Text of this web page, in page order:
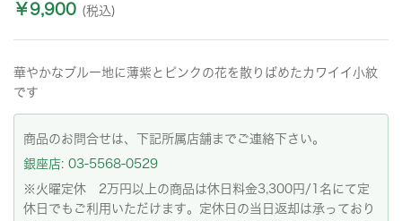
￥9,900 (税込)
華やかなブルー地に薄紫とピンクの花を散りばめたカワイイ小紋
です
商品のお問合せは、下記所属店舗までご連絡下さい。
銀座店: 03-5568-0529
※火曜定休 2万円以上の商品は休日料金3,300円/1名にて定
休日でもご利用いただけます。定休日の当日返却は承っており